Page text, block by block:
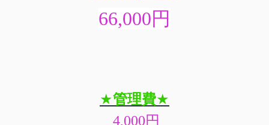
66,000円
★管理費★
4,000円